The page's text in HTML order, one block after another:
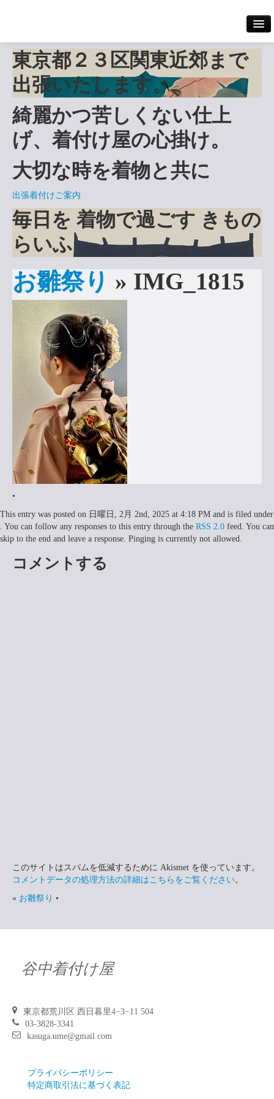
Home
出張着付け案内
着付けメニュー
撮影
料金案内
ギャラリー
申込みはこちら
東京都２３区関東近郊まで
出張いたします。
綺麗かつ苦しくない仕上
げ、 着付け屋の心掛け。
大切な時を着物と共に
出張着付けご案内
毎日を 着物で過ごす きもの
らいふ
お雛祭り » IMG_1815
•
This entry was posted on 日曜日, 2月 2nd, 2025 at 4:18 PM and is filed under
. You can follow any responses to this entry through the RSS 2.0 feed. You can
skip to the end and leave a response. Pinging is currently not allowed.
コメントする
このサイトはスパムを低減するために Akismet を使っています。
コメントデータの処理方法の詳細はこちらをご覧ください。
« お雛祭り •
谷中着付け屋
東京都荒川区 西日暮里4−3−11 504
03-3828-3341
kasuga.ume@gmail.com
プライバシーポリシー
特定商取引法に基づく表記